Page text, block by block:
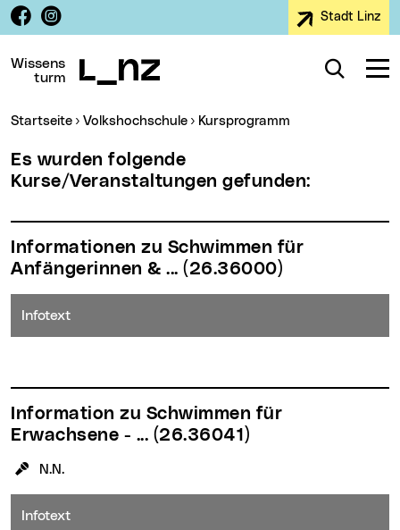
Zur Navigation
Zum Inhalt
Zur Suche
Facebook
Instagram Stadt Linz
Wissens
turm
Suche
Sie sind hier:
Startseite Volkshochschule Kursprogramm
Es wurden folgende
Kurse/Veranstaltungen gefunden:
Anfängerinnen & ... (26.36000)
Infotext
Erwachsene - ... (26.36041)
KursleiterIn:
N.N.
Infotext